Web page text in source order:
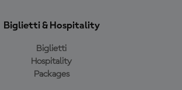
Biglietti & Hospitality
Biglietti
Hospitality
Packages